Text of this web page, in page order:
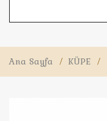
Ana Sayfa / KÜPE /